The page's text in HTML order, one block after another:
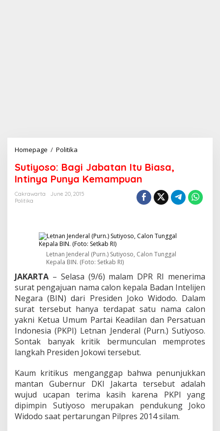
Homepage / Politika
t
i
y
o
a
g
i
a
b
a
t
a
n
B
a
a
,
I
n
Sutiyoso: Bagi Jabatan Itu Biasa,
Intinya Punya Kemampuan
Cakrawarta
June 20, 2015
Politika
Letnan Jenderal (Purn.) Sutiyoso, Calon Tunggal
Kepala BIN. (Foto: Setkab RI)
JAKARTA – Selasa (9/6) malam DPR RI menerima
surat pengajuan nama calon kepala Badan Intelijen
Negara (BIN) dari Presiden Joko Widodo. Dalam
surat tersebut hanya terdapat satu nama calon
yakni Ketua Umum Partai Keadilan dan Persatuan
Indonesia (PKPI) Letnan Jenderal (Purn.) Sutiyoso.
Sontak banyak kritik bermunculan memprotes
langkah Presiden Jokowi tersebut.
Kaum kritikus menganggap bahwa penunjukkan
mantan Gubernur DKI Jakarta tersebut adalah
wujud ucapan terima kasih karena PKPI yang
dipimpin Sutiyoso merupakan pendukung Joko
Widodo saat pertarungan Pilpres 2014 silam.